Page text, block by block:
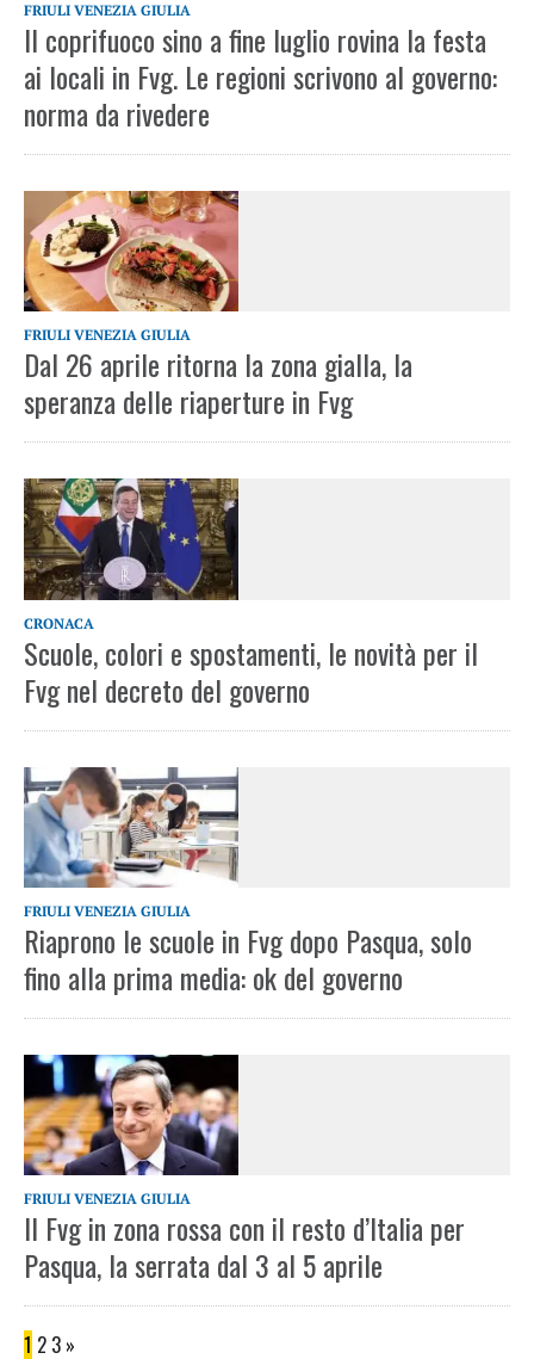
FRIULI VENEZIA GIULIA
Il coprifuoco sino a fine luglio rovina la festa
ai locali in Fvg. Le regioni scrivono al governo:
norma da rivedere
FRIULI VENEZIA GIULIA
Dal 26 aprile ritorna la zona gialla, la
speranza delle riaperture in Fvg
CRONACA
Scuole, colori e spostamenti, le novità per il
Fvg nel decreto del governo
FRIULI VENEZIA GIULIA
Riaprono le scuole in Fvg dopo Pasqua, solo
fino alla prima media: ok del governo
FRIULI VENEZIA GIULIA
Il Fvg in zona rossa con il resto d’Italia per
Pasqua, la serrata dal 3 al 5 aprile
1 2 3 »